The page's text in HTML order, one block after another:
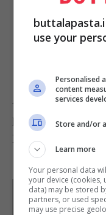
filetti di
Accompagnate il
panna con verdure
Foto di
Parole di
use your
Personalised
content
services
Store and/or
Learn more
Your personal data
your device (cookies,
data) may be stored
partners, or used
may use precise